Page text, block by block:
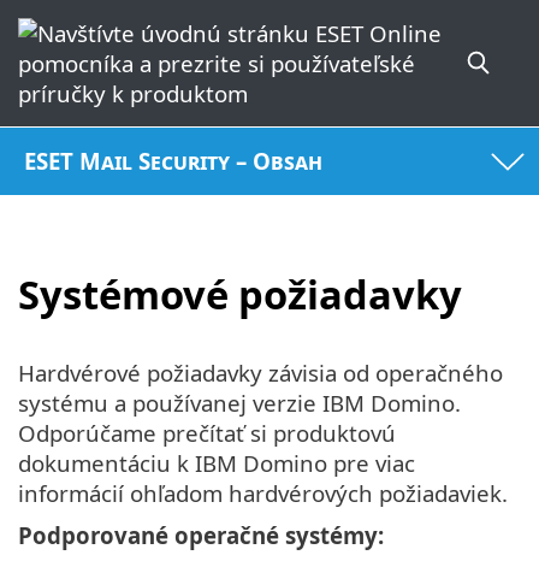
ESET Mail Security – Obsah
Systémové požiadavky
Hardvérové požiadavky závisia od operačného
systému a používanej verzie IBM Domino.
Odporúčame prečítať si produktovú
dokumentáciu k IBM Domino pre viac
informácií ohľadom hardvérových požiadaviek.
Podporované operačné systémy: